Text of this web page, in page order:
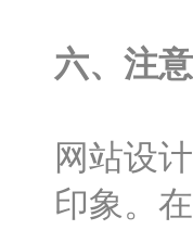
六、注
网站设
印象。